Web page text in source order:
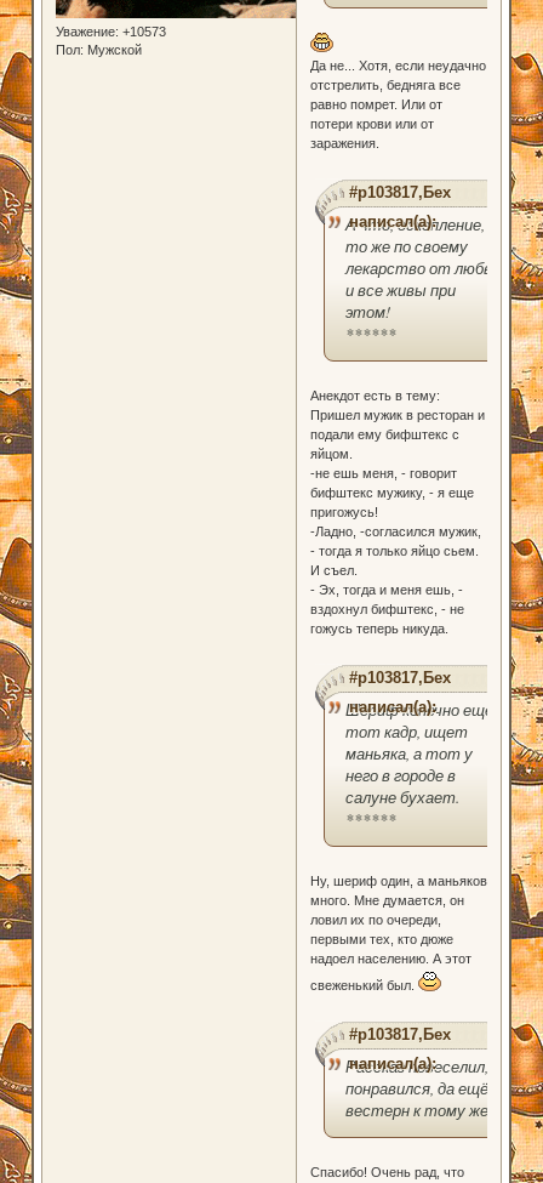
Уважение: +10573
Пол: Мужской
Да не... Хотя, если неудачно
отстрелить, бедняга все
равно помрет. Или от
потери крови или от
заражения.
#p103817,Бех
написал(а):
А что, оскопление,
то же по своему
лекарство от любви
и все живы при
этом!
******
Анекдот есть в тему:
Пришел мужик в ресторан и
подали ему бифштекс с
яйцом.
-не ешь меня, - говорит
бифштекс мужику, - я еще
пригожусь!
-Ладно, -согласился мужик,
- тогда я только яйцо сьем.
И съел.
- Эх, тогда и меня ешь, -
вздохнул бифштекс, - не
гожусь теперь никуда.
#p103817,Бех
написал(а):
Шериф конечно ещё
тот кадр, ищет
маньяка, а тот у
него в городе в
салуне бухает.
******
Ну, шериф один, а маньяков
много. Мне думается, он
ловил их по очереди,
первыми тех, кто дюже
надоел населению. А этот
свеженький был.
#p103817,Бех
написал(а):
Рассказ повеселил,
понравился, да ещё и
вестерн к тому же!
Спасибо! Очень рад, что